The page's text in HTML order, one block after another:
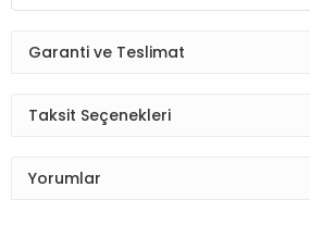
Garanti ve Teslimat
Taksit Seçenekleri
Yorumlar